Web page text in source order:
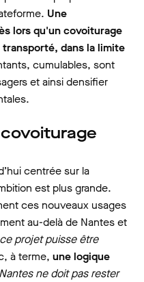
. Une
lors qu'un covoiturage
transporté, dans la limite
cumulables, sont
et ainsi densifier
centrée sur la
est plus grande.
ces nouveaux usages
au-delà de Nantes et
projet puisse être
à terme, une logique
ne doit pas rester